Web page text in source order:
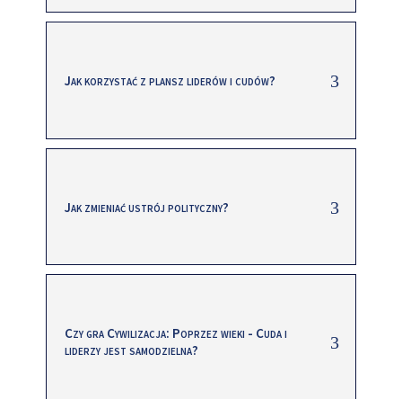
Jak korzystać z plansz liderów i cudów?
Jak zmieniać ustrój polityczny?
Czy gra Cywilizacja: Poprzez wieki - Cuda i
liderzy jest samodzielna?